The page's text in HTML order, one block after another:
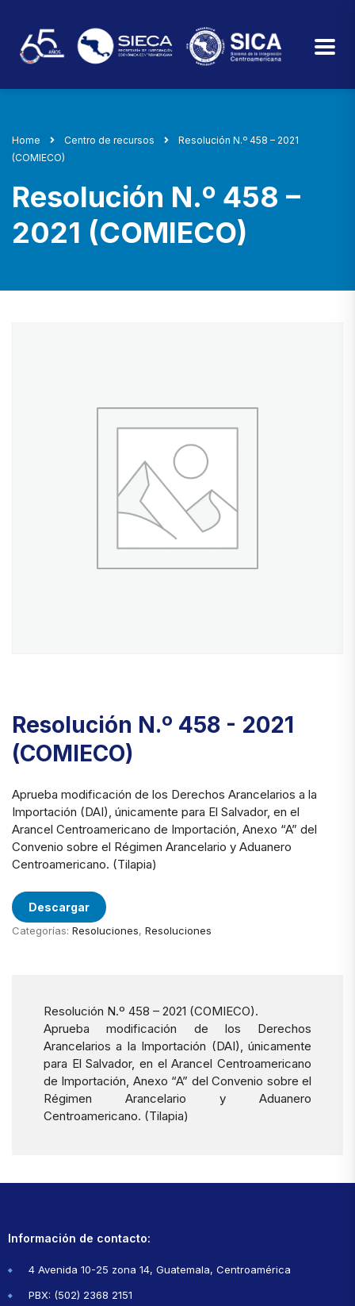
Home Centro de recursos
Resolución N.º 458 – 2021
(COMIECO)
Resolución N.º 458 –
2021 (COMIECO)
Resolución N.º 458 - 2021
(COMIECO)
Aprueba modificación de los Derechos Arancelarios a la
Importación (DAI), únicamente para El Salvador, en el
Arancel Centroamericano de Importación, Anexo “A” del
Convenio sobre el Régimen Arancelario y Aduanero
Centroamericano. (Tilapia)
Descargar
Categorías: Resoluciones, Resoluciones
Resolución N.º 458 – 2021 (COMIECO).
Aprueba modificación de los Derechos
Arancelarios a la Importación (DAI), únicamente
para El Salvador, en el Arancel Centroamericano
de Importación, Anexo “A” del Convenio sobre el
Régimen Arancelario y Aduanero
Centroamericano. (Tilapia)
Información de contacto:
4 Avenida 10-25 zona 14, Guatemala, Centroamérica
PBX: (502) 2368 2151